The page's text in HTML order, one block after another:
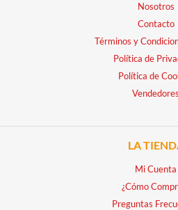
Nosotros
Contacto
Términos y
Política de
Política de
Vendedores
LA
Mi Cuenta
¿Cómo
Preguntas